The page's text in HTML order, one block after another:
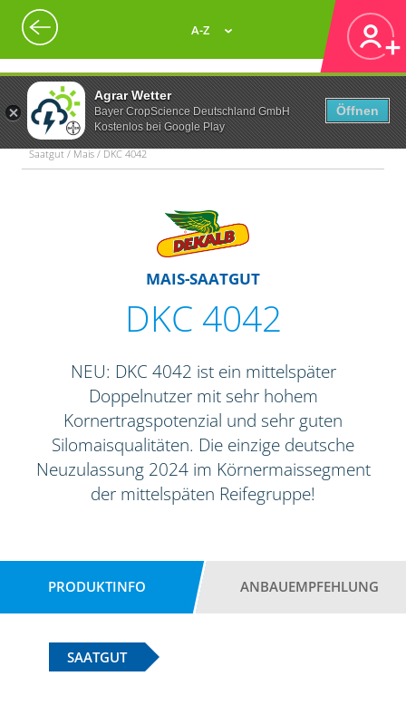
Agrar Wetter
Bayer CropScience Deutschland GmbH
Kostenlos bei Google Play
Öffnen
A-Z
Saatgut / Mais / DKC 4042
MAIS-SAATGUT
DKC 4042
NEU: DKC 4042 ist ein mittelspäter
Doppelnutzer mit sehr hohem
Kornertragspotenzial und sehr guten
Silomaisqualitäten. Die einzige deutsche
Neuzulassung 2024 im Körnermaissegment
der mittelspäten Reifegruppe!
PRODUKTINFO ANBAUEMPFEHLUNG
SAATGUT